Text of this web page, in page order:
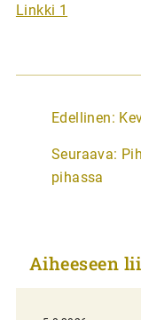
Linkki 1
A
t
i
e
Edellinen:
Seuraava:
pihassa
Aiheeseen